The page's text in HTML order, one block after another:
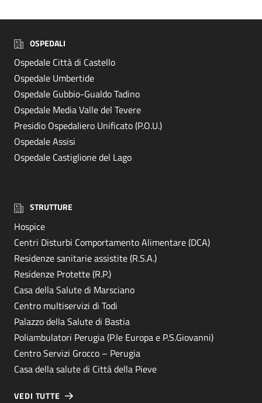
OSPEDALI
Ospedale Città di Castello
Ospedale Umbertide
Ospedale Gubbio-Gualdo Tadino
Ospedale Media Valle del Tevere
Presidio Ospedaliero Unificato (P.O.U.)
Ospedale Assisi
Ospedale Castiglione del Lago
STRUTTURE
Hospice
Centri Disturbi Comportamento Alimentare (DCA)
Residenze sanitarie assistite (R.S.A.)
Residenze Protette (R.P.)
Casa della Salute di Marsciano
Centro multiservizi di Todi
Palazzo della Salute di Bastia
Poliambulatori Perugia (P.le Europa e P.S.Giovanni)
Centro Servizi Grocco – Perugia
Casa della salute di Città della Pieve
VEDI TUTTE